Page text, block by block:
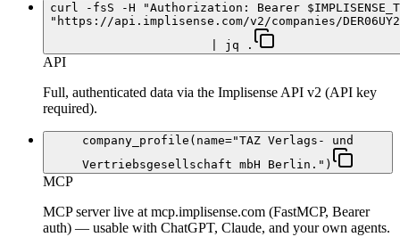
curl -fsS -H "Authorization: Bearer
"https://api.implisense.com/v2/companies/
| jq .
API
Full, authenticated data via the Implisense API v2 (API key
required).
company_profile(name="TAZ Verlags- und
Vertriebsgesellschaft mbH Berlin.")
MCP
MCP server live at mcp.implisense.com (FastMCP, Bearer
auth) — usable with ChatGPT, Claude, and your own agents.